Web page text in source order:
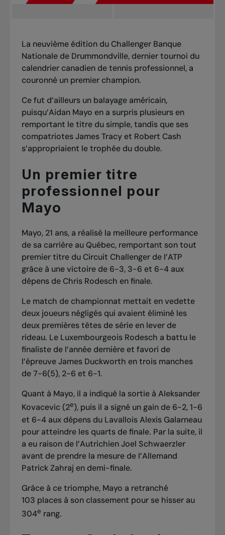
La neuvième édition du Challenger Banque
Nationale de Drummondville, dernier tournoi du
calendrier canadien de tennis professionnel, a
couronné un premier champion.
Ce fut d’ailleurs un balayage américain,
puisqu’Aidan Mayo en a surpris plusieurs en
remportant le titre du simple, tandis que ses
compatriotes James Tracy et Robert Cash
s’appropriaient le trophée du double.
Un premier titre
professionnel pour
Mayo
Mayo, 21 ans, a réalisé la meilleure performance
de sa carrière au Québec, remportant son tout
premier titre du Circuit Challenger de l’ATP
grâce à une victoire de 6-3, 3-6 et 6-4 aux
dépens de Chris Rodesch en finale.
Le match de championnat mettait en vedette
deux joueurs négligés qui avaient éliminé les
deux premières têtes de série en lever de
rideau. Le Luxembourgeois Rodesch a battu le
finaliste de l’année dernière et favori de
l’épreuve James Duckworth en trois manches
de 7-6(5), 2-6 et 6-1.
Quant à Mayo, il a indiqué la sortie à Aleksander
Kovacevic (2e), puis il a signé un gain de 6-2, 1-6
et 6-4 aux dépens du Lavallois Alexis Galarneau
pour atteindre les quarts de finale. Par la suite, il
a eu raison de l’Autrichien Joel Schwaerzler
avant de prendre la mesure de l’Allemand
Patrick Zahraj en demi-finale.
Grâce à ce triomphe, Mayo a retranché
103 places à son classement pour se hisser au
304e rang.